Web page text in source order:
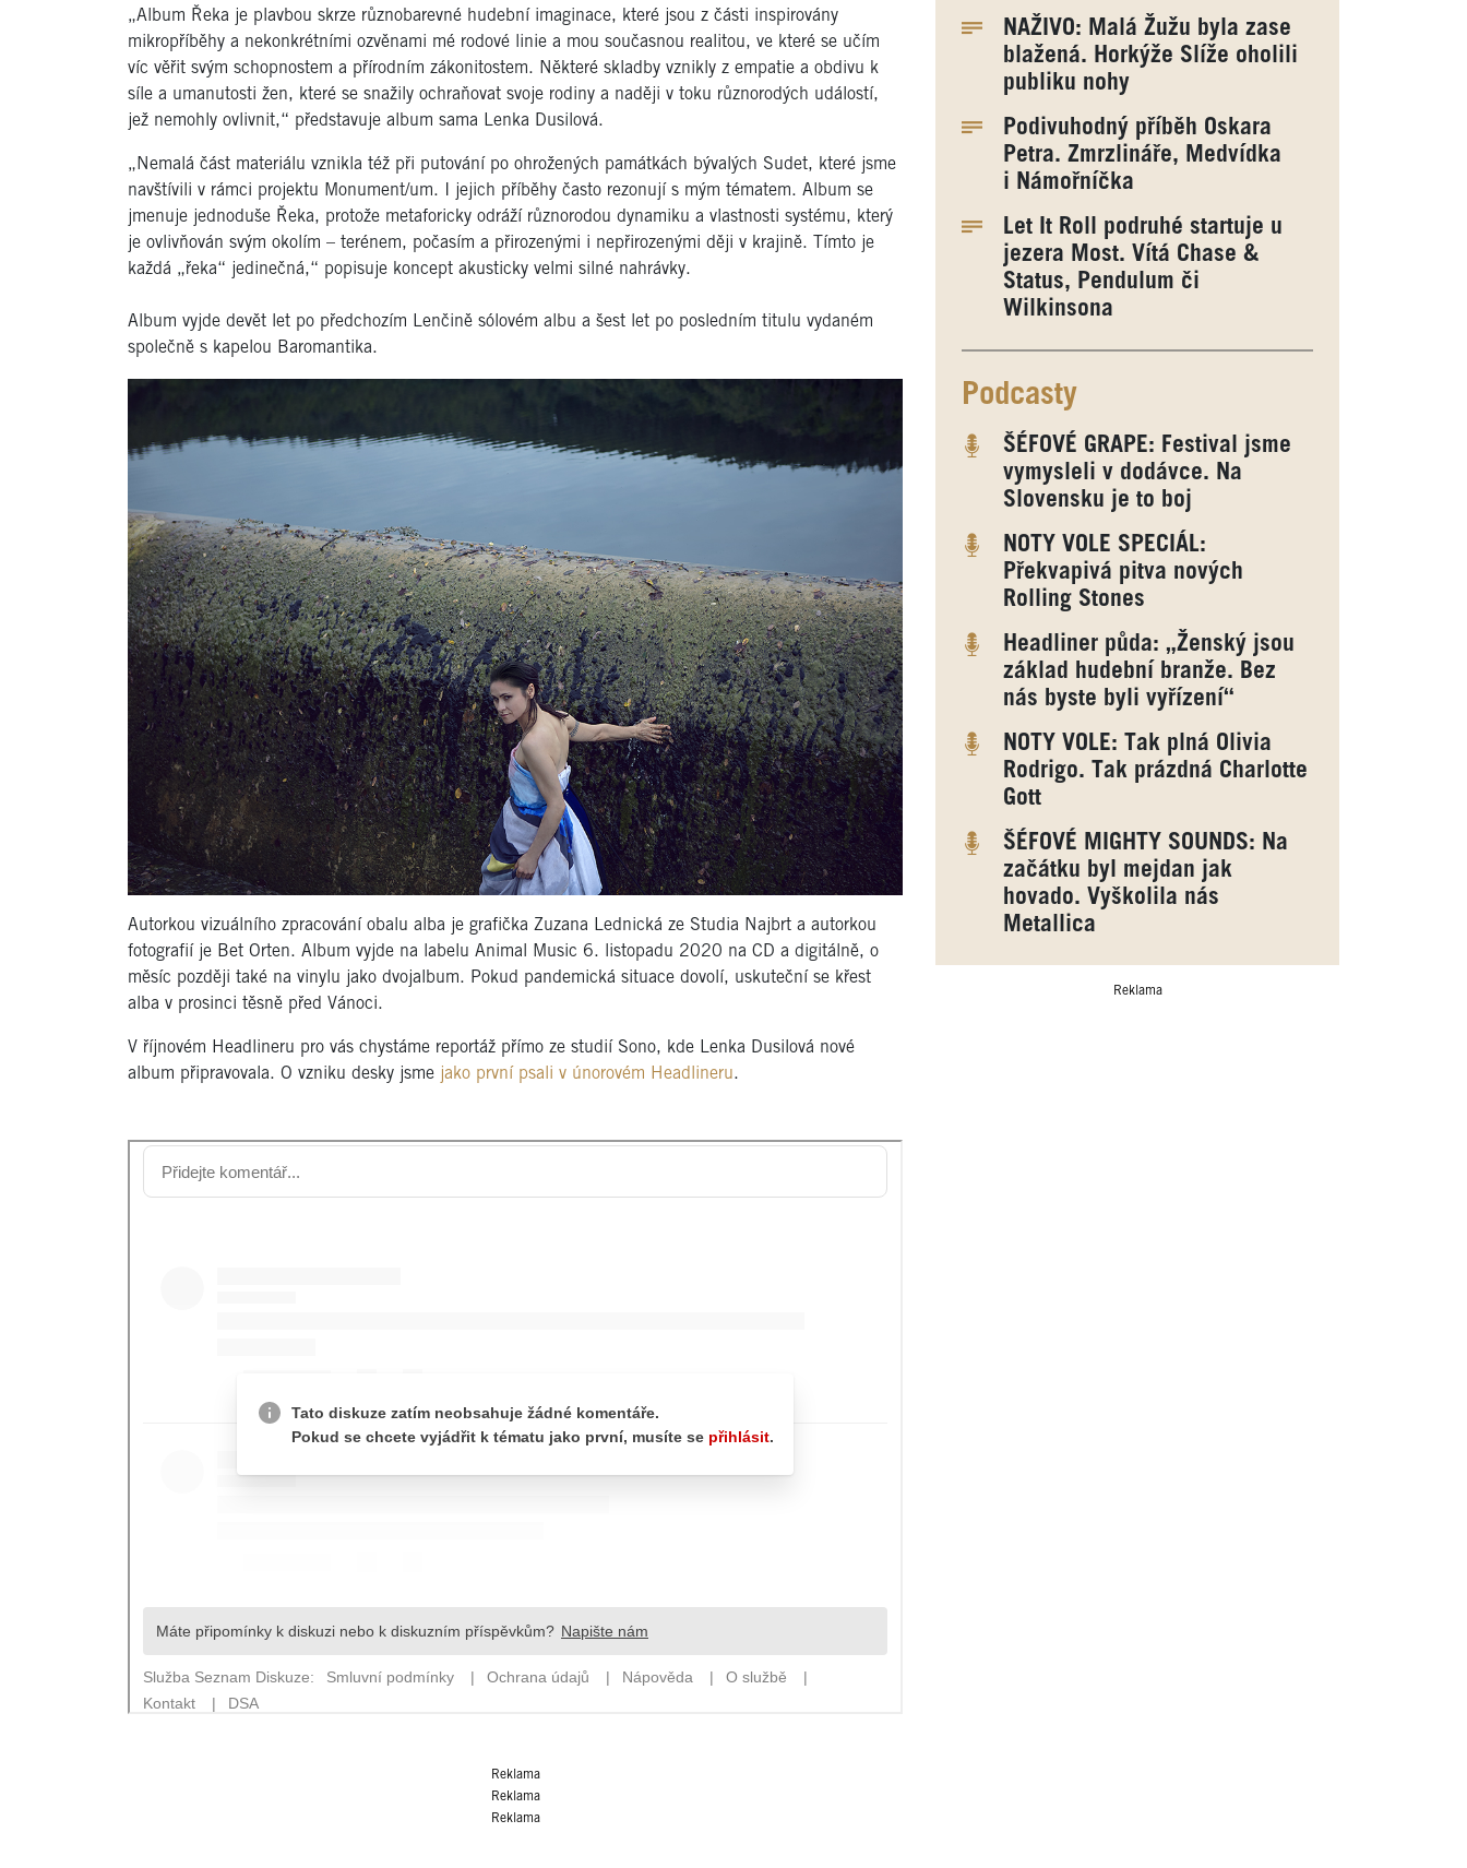
„Album Řeka je plavbou skrze různobarevné hudební imaginace, které jsou z části inspirovány
mikropříběhy a nekonkrétními ozvěnami mé rodové linie a mou současnou realitou, ve které se učím
víc věřit svým schopnostem a přírodním zákonitostem. Některé skladby vznikly z empatie a obdivu k
síle a umanutosti žen, které se snažily ochraňovat svoje rodiny a naději v toku různorodých událostí,
jež nemohly ovlivnit,“ představuje album sama Lenka Dusilová.
„Nemalá část materiálu vznikla též při putování po ohrožených památkách bývalých Sudet, které jsme
navštívili v rámci projektu Monument/um. I jejich příběhy často rezonují s mým tématem. Album se
jmenuje jednoduše Řeka, protože metaforicky odráží různorodou dynamiku a vlastnosti systému, který
je ovlivňován svým okolím – terénem, počasím a přirozenými i nepřirozenými ději v krajině. Tímto je
každá „řeka“ jedinečná,“ popisuje koncept akusticky velmi silné nahrávky.
Album vyjde devět let po předchozím Lenčině sólovém albu a šest let po posledním titulu vydaném
společně s kapelou Baromantika.
Autorkou vizuálního zpracování obalu alba je grafička Zuzana Lednická ze Studia Najbrt a autorkou
fotografií je Bet Orten. Album vyjde na labelu Animal Music 6. listopadu 2020 na CD a digitálně, o
měsíc později také na vinylu jako dvojalbum. Pokud pandemická situace dovolí, uskuteční se křest
alba v prosinci těsně před Vánoci.
V říjnovém Headlineru pro vás chystáme reportáž přímo ze studií Sono, kde Lenka Dusilová nové
album připravovala. O vzniku desky jsme jako první psali v únorovém Headlineru.
Reklama
Reklama
Reklama
NAŽIVO: Malá Žužu byla zase
blažená. Horkýže Slíže oholili
publiku nohy
Podivuhodný příběh Oskara
Petra. Zmrzlináře, Medvídka
i Námořníčka
Let It Roll podruhé startuje u
jezera Most. Vítá Chase &
Status, Pendulum či
Wilkinsona
Podcasty
ŠÉFOVÉ GRAPE: Festival jsme
vymysleli v dodávce. Na
Slovensku je to boj
NOTY VOLE SPECIÁL:
Překvapivá pitva nových
Rolling Stones
Headliner půda: „Ženský jsou
základ hudební branže. Bez
nás byste byli vyřízení“
NOTY VOLE: Tak plná Olivia
Rodrigo. Tak prázdná Charlotte
Gott
ŠÉFOVÉ MIGHTY SOUNDS: Na
začátku byl mejdan jak
hovado. Vyškolila nás
Metallica
Reklama